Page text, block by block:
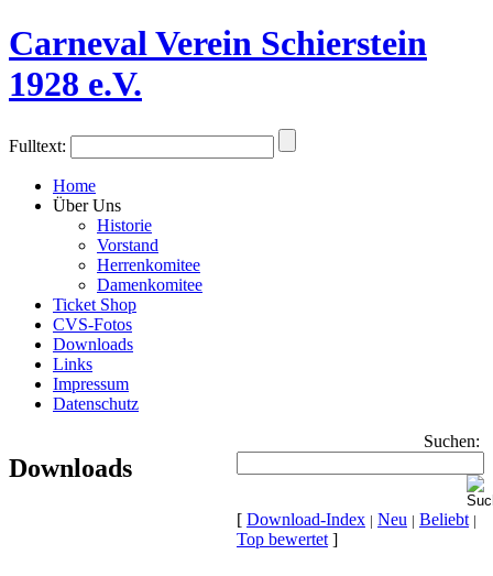
Carneval Verein Schierstein
1928 e.V.
Fulltext:
Home
Über Uns
Historie
Vorstand
Herrenkomitee
Damenkomitee
Ticket Shop
CVS-Fotos
Downloads
Links
Impressum
Datenschutz
Downloads
Suchen:
[ Download-Index | Neu | Beliebt |
Top bewertet ]